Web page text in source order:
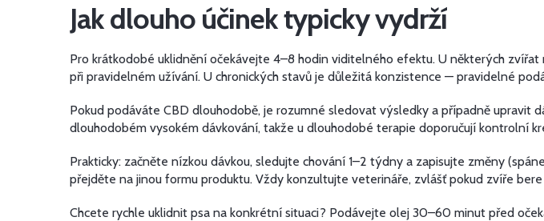
Jak dlouho účinek typicky vydrží
Pro krátkodobé uklidnění očekávejte 4–8 hodin viditelného efektu. U některých
při pravidelném užívání. U chronických stavů je důležitá konzistence — pravidelné
Pokud podáváte CBD dlouhodobě, je rozumné sledovat výsledky a případně
dlouhodobém vysokém dávkování, takže u dlouhodobé terapie doporučují kontrolní
Prakticky: začněte nízkou dávkou, sledujte chování 1–2 týdny a zapisujte změny
přejděte na jinou formu produktu. Vždy konzultujte veterináře, zvlášť pokud zvíře
Chcete rychle uklidnit psa na konkrétní situaci? Podávejte olej 30–60 minut před